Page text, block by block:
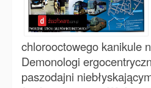
chlorooctowego kanikule
Demonologi
paszodajni